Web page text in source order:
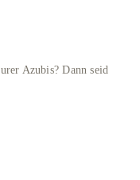
Azubis? Dann seid